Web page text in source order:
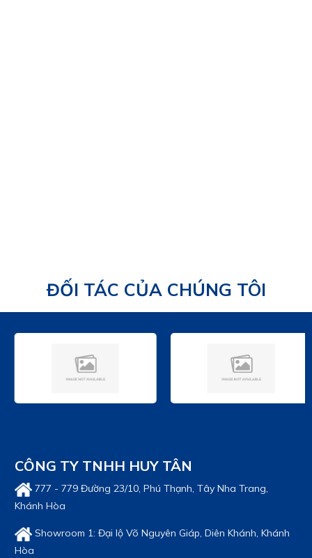
ĐỐI TÁC CỦA CHÚNG TÔI
CÔNG TY TNHH HUY TÂN
777 - 779 Đường 23/10, Phú Thạnh, Tây Nha Trang,
Khánh Hòa
Showroom 1: Đại lộ Võ Nguyên Giáp, Diên Khánh, Khánh
Hòa